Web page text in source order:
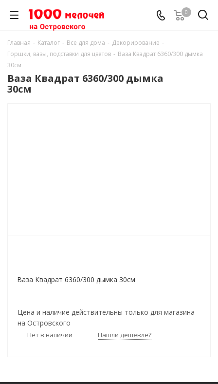
0
Главная - Каталог - Все для дома - Декорирование -
Горшки, вазы, подставки для цветов - Ваза Квадрат 6360/300 дымка
30см
Ваза Квадрат 6360/300 дымка
30см
Ваза Квадрат 6360/300 дымка 30см
Цена и наличие действительны только для магазина
на Островского
Нет в наличии Нашли дешевле?